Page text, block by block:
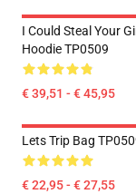
I Could Steal Your
Hoodie TP0509
€ 39,51 - € 45,95
Lets Trip Bag
€ 22,95 - € 27,55